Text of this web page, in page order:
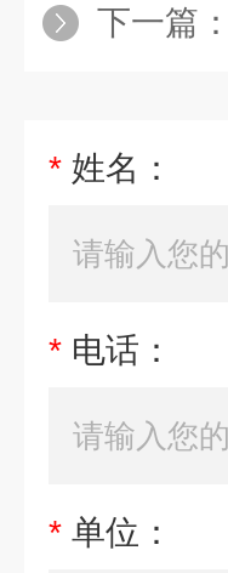
下一篇：
* 姓名：
* 电话：
* 单位：